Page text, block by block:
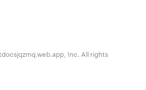
Inc. All rights